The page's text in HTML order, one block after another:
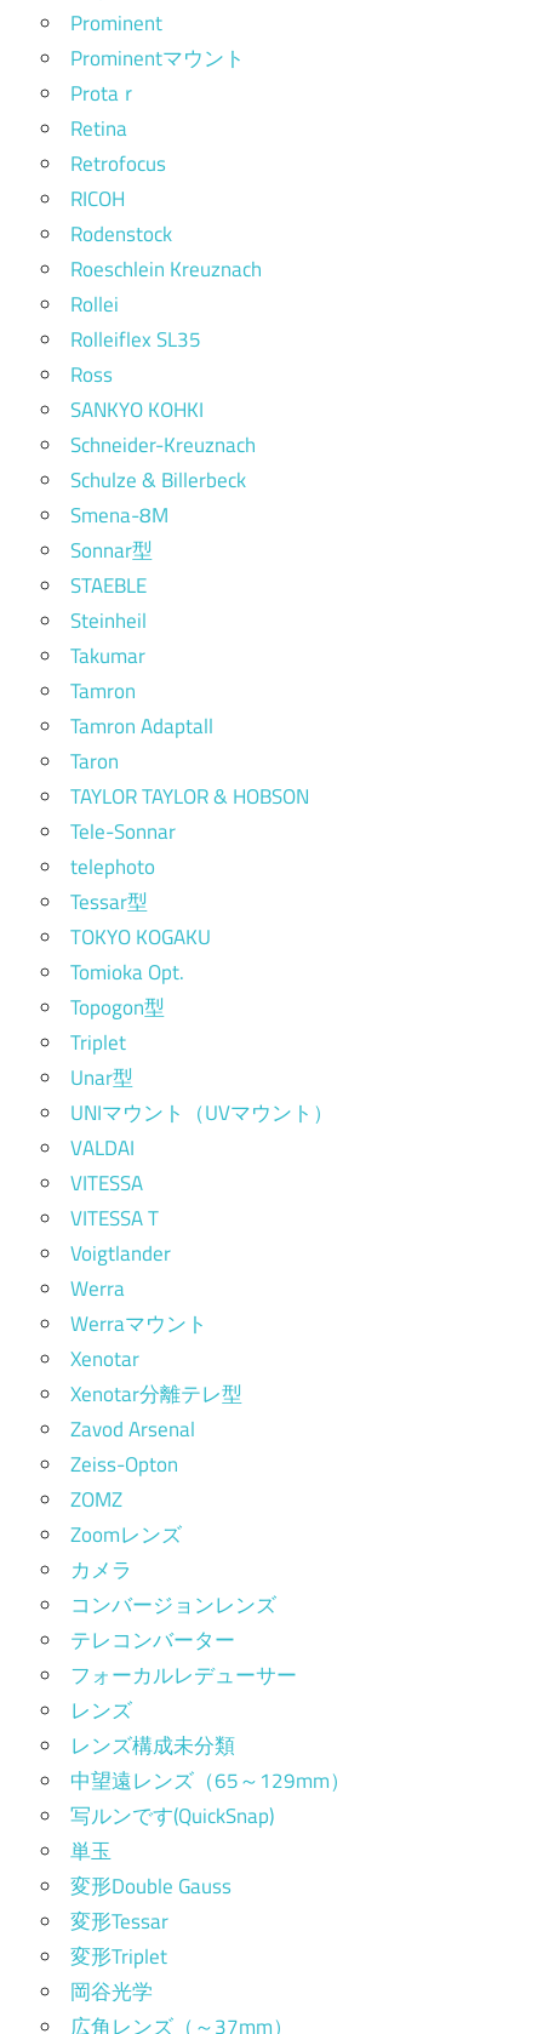
Prominent
Prominentマウント
Protaｒ
Retina
Retrofocus
RICOH
Rodenstock
Roeschlein Kreuznach
Rollei
Rolleiflex SL35
Ross
SANKYO KOHKI
Schneider-Kreuznach
Schulze & Billerbeck
Smena-8M
Sonnar型
STAEBLE
Steinheil
Takumar
Tamron
Tamron Adaptall
Taron
TAYLOR TAYLOR & HOBSON
Tele-Sonnar
telephoto
Tessar型
TOKYO KOGAKU
Tomioka Opt.
Topogon型
Triplet
Unar型
UNIマウント（UVマウント）
VALDAI
VITESSA
VITESSA T
Voigtlander
Werra
Werraマウント
Xenotar
Xenotar分離テレ型
Zavod Arsenal
Zeiss-Opton
ZOMZ
Zoomレンズ
カメラ
コンバージョンレンズ
テレコンバーター
フォーカルレデューサー
レンズ
レンズ構成未分類
中望遠レンズ（65～129mm）
写ルンです(QuickSnap)
単玉
変形Double Gauss
変形Tessar
変形Triplet
岡谷光学
広角レンズ（～37mm）